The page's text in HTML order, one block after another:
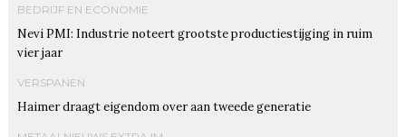
BEDRIJF EN ECONOMIE
Nevi PMI: Industrie noteert grootste productiestijging in ruim
vier jaar
VERSPANEN
Haimer draagt eigendom over aan tweede generatie